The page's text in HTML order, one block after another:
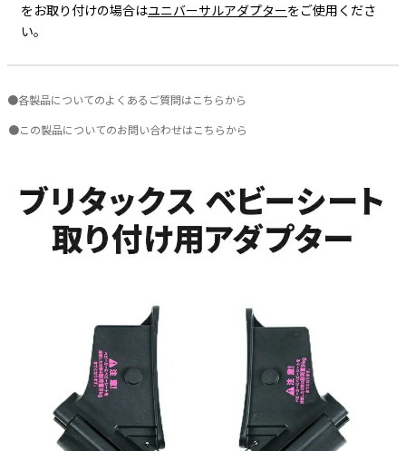
をお取り付けの場合はユニバーサルアダプターをご使用くださ
い。
●各製品についてのよくあるご質問はこちらから
●この製品についてのお問い合わせはこちらから